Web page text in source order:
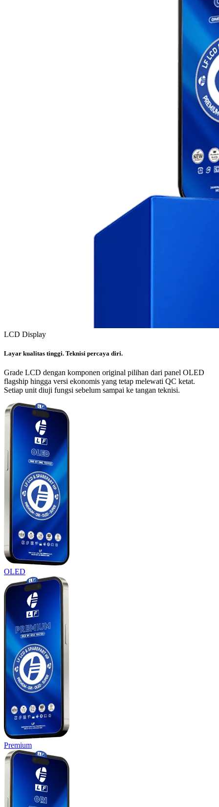
LCD Display
Layar kualitas tinggi. Teknisi percaya diri.
Grade LCD dengan komponen original pilihan dari panel OLED
flagship hingga versi ekonomis yang tetap melewati QC ketat.
Setiap unit diuji fungsi sebelum sampai ke tangan teknisi.
OLED
Premium